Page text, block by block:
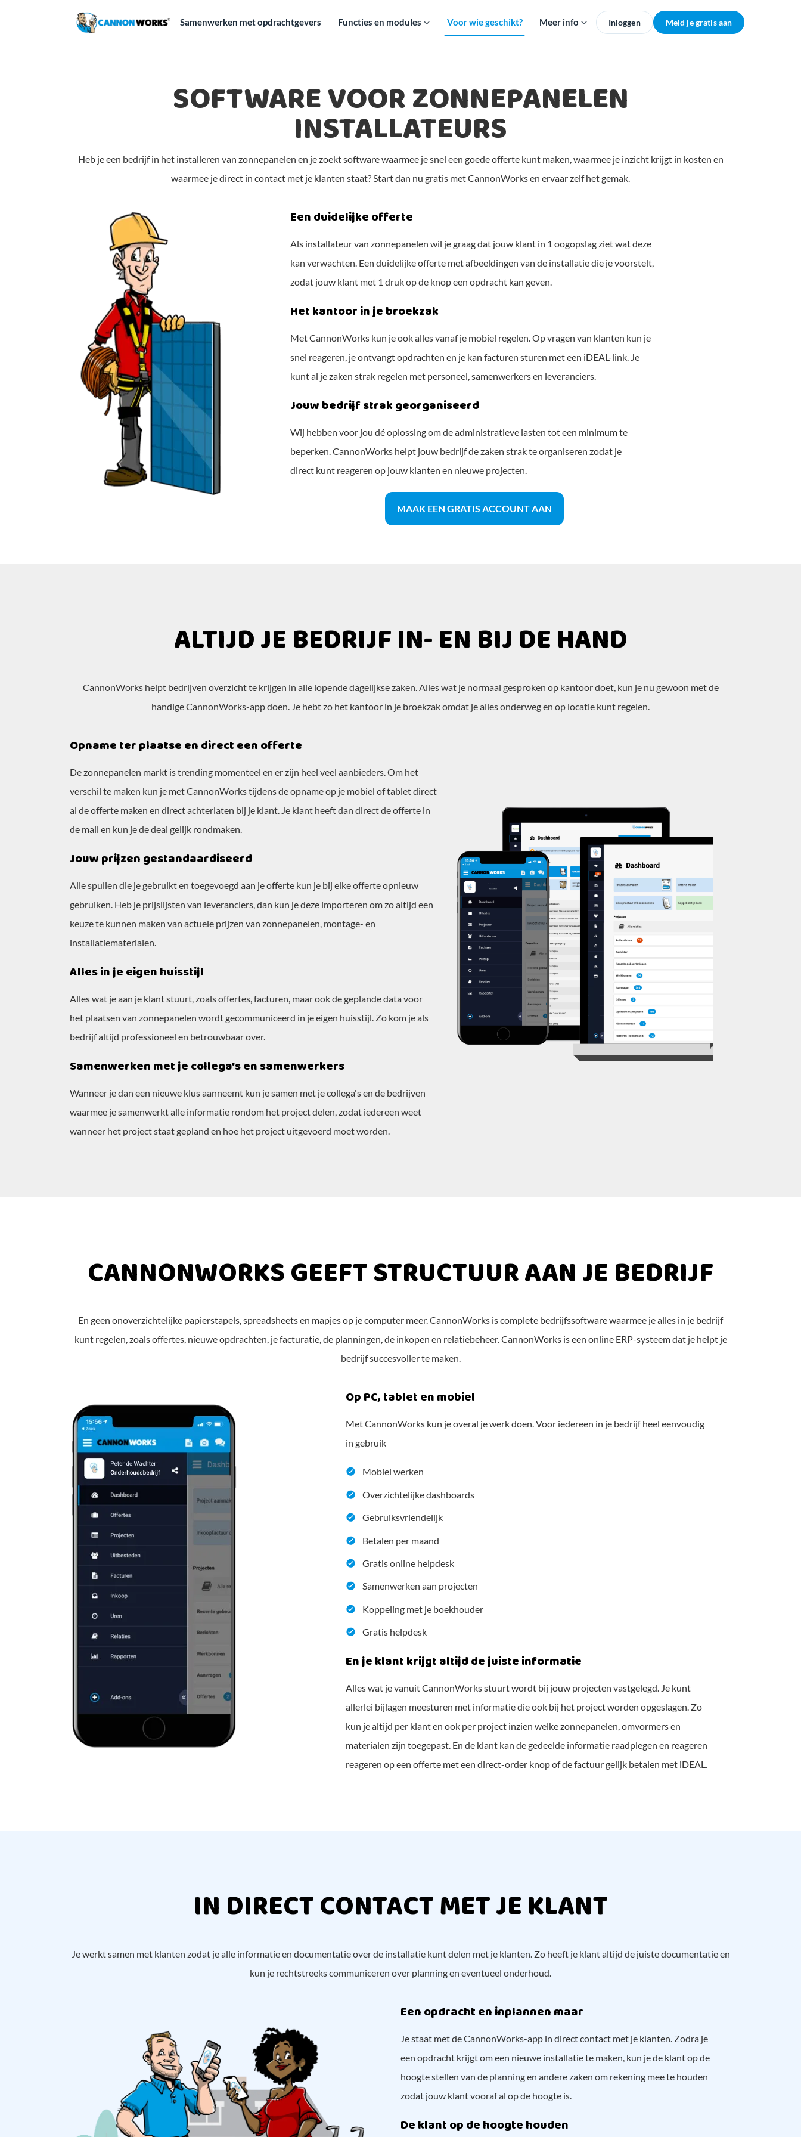
Samenwerken met opdrachtgevers Functies en modules Voor wie geschikt? Meer info Inloggen Meld je gratis aan
SOFTWARE VOOR ZONNEPANELEN
INSTALLATEURS
Heb je een bedrijf in het installeren van zonnepanelen en je zoekt software waarmee je snel een goede offerte kunt maken, waarmee je inzicht krijgt in kosten en
waarmee je direct in contact met je klanten staat? Start dan nu gratis met CannonWorks en ervaar zelf het gemak.
Een duidelijke offerte
Als installateur van zonnepanelen wil je graag dat jouw klant in 1 oogopslag ziet wat deze
kan verwachten. Een duidelijke offerte met afbeeldingen van de installatie die je voorstelt,
zodat jouw klant met 1 druk op de knop een opdracht kan geven.
Het kantoor in je broekzak
Met CannonWorks kun je ook alles vanaf je mobiel regelen. Op vragen van klanten kun je
snel reageren, je ontvangt opdrachten en je kan facturen sturen met een iDEAL-link. Je
kunt al je zaken strak regelen met personeel, samenwerkers en leveranciers.
Jouw bedrijf strak georganiseerd
Wij hebben voor jou dé oplossing om de administratieve lasten tot een minimum te
beperken. CannonWorks helpt jouw bedrijf de zaken strak te organiseren zodat je
direct kunt reageren op jouw klanten en nieuwe projecten.
MAAK EEN GRATIS ACCOUNT AAN
ALTIJD JE BEDRIJF IN- EN BIJ DE HAND
CannonWorks helpt bedrijven overzicht te krijgen in alle lopende dagelijkse zaken. Alles wat je normaal gesproken op kantoor doet, kun je nu gewoon met de
handige CannonWorks-app doen. Je hebt zo het kantoor in je broekzak omdat je alles onderweg en op locatie kunt regelen.
Opname ter plaatse en direct een offerte
De zonnepanelen markt is trending momenteel en er zijn heel veel aanbieders. Om het
verschil te maken kun je met CannonWorks tijdens de opname op je mobiel of tablet direct
al de offerte maken en direct achterlaten bij je klant. Je klant heeft dan direct de offerte in
de mail en kun je de deal gelijk rondmaken.
Jouw prijzen gestandaardiseerd
Alle spullen die je gebruikt en toegevoegd aan je offerte kun je bij elke offerte opnieuw
gebruiken. Heb je prijslijsten van leveranciers, dan kun je deze importeren om zo altijd een
keuze te kunnen maken van actuele prijzen van zonnepanelen, montage- en
installatiematerialen.
Alles in je eigen huisstijl
Alles wat je aan je klant stuurt, zoals offertes, facturen, maar ook de geplande data voor
het plaatsen van zonnepanelen wordt gecommuniceerd in je eigen huisstijl. Zo kom je als
bedrijf altijd professioneel en betrouwbaar over.
Samenwerken met je collega's en samenwerkers
Wanneer je dan een nieuwe klus aanneemt kun je samen met je collega's en de bedrijven
waarmee je samenwerkt alle informatie rondom het project delen, zodat iedereen weet
wanneer het project staat gepland en hoe het project uitgevoerd moet worden.
CANNONWORKS GEEFT STRUCTUUR AAN JE BEDRIJF
En geen onoverzichtelijke papierstapels, spreadsheets en mapjes op je computer meer. CannonWorks is complete bedrijfssoftware waarmee je alles in je bedrijf
kunt regelen, zoals offertes, nieuwe opdrachten, je facturatie, de planningen, de inkopen en relatiebeheer. CannonWorks is een online ERP-systeem dat je helpt je
bedrijf succesvoller te maken.
Op PC, tablet en mobiel
Met CannonWorks kun je overal je werk doen. Voor iedereen in je bedrijf heel eenvoudig
in gebruik
Mobiel werken
Overzichtelijke dashboards
Gebruiksvriendelijk
Betalen per maand
Gratis online helpdesk
Samenwerken aan projecten
Koppeling met je boekhouder
Gratis helpdesk
En je klant krijgt altijd de juiste informatie
Alles wat je vanuit CannonWorks stuurt wordt bij jouw projecten vastgelegd. Je kunt
allerlei bijlagen meesturen met informatie die ook bij het project worden opgeslagen. Zo
kun je altijd per klant en ook per project inzien welke zonnepanelen, omvormers en
materialen zijn toegepast. En de klant kan de gedeelde informatie raadplegen en reageren
reageren op een offerte met een direct-order knop of de factuur gelijk betalen met iDEAL.
IN DIRECT CONTACT MET JE KLANT
Je werkt samen met klanten zodat je alle informatie en documentatie over de installatie kunt delen met je klanten. Zo heeft je klant altijd de juiste documentatie en
kun je rechtstreeks communiceren over planning en eventueel onderhoud.
Een opdracht en inplannen maar
Je staat met de CannonWorks-app in direct contact met je klanten. Zodra je
een opdracht krijgt om een nieuwe installatie te maken, kun je de klant op de
hoogte stellen van de planning en andere zaken om rekening mee te houden
zodat jouw klant vooraf al op de hoogte is.
De klant op de hoogte houden